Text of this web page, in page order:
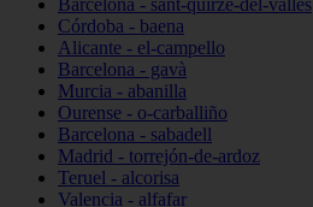
Barcelona - sant-quirze-del-vallès
Córdoba - baena
Alicante - el-campello
Barcelona - gavà
Murcia - abanilla
Ourense - o-carballiño
Barcelona - sabadell
Madrid - torrejón-de-ardoz
Teruel - alcorisa
Valencia - alfafar